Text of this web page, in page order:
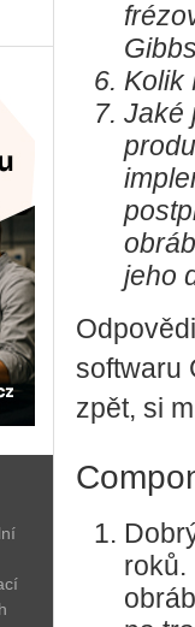
Kolik
Jaké
jeho
softwaru
zpět, si
roků.